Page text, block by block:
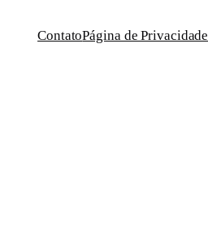
ContatoPágina de Privacidade